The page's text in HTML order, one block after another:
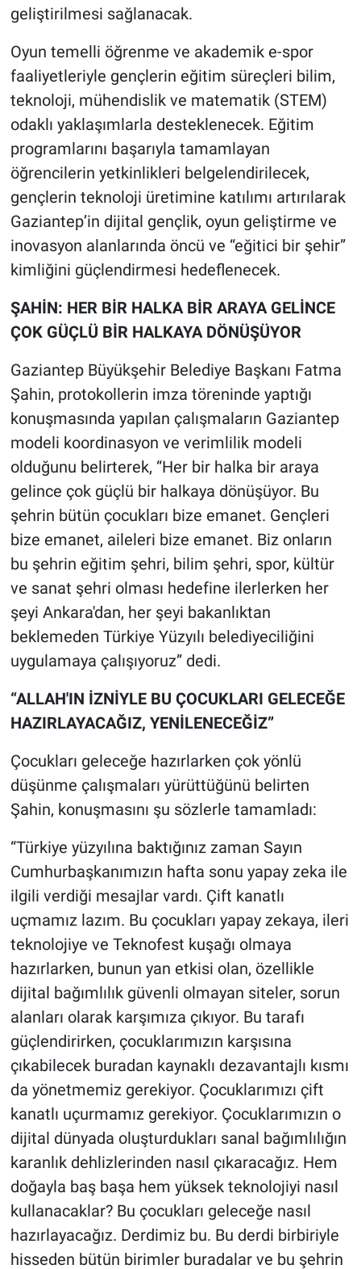
geliştirilmesi sağlanacak.
Oyun temelli öğrenme ve akademik e-spor
faaliyetleriyle gençlerin eğitim süreçleri bilim,
teknoloji, mühendislik ve matematik (STEM)
odaklı yaklaşımlarla desteklenecek. Eğitim
programlarını başarıyla tamamlayan
öğrencilerin yetkinlikleri belgelendirilecek,
gençlerin teknoloji üretimine katılımı artırılarak
Gaziantep’in dijital gençlik, oyun geliştirme ve
inovasyon alanlarında öncü ve “eğitici bir şehir”
kimliğini güçlendirmesi hedeflenecek.
ŞAHİN: HER BİR HALKA BİR ARAYA GELİNCE
ÇOK GÜÇLÜ BİR HALKAYA DÖNÜŞÜYOR
Gaziantep Büyükşehir Belediye Başkanı Fatma
Şahin, protokollerin imza töreninde yaptığı
konuşmasında yapılan çalışmaların Gaziantep
modeli koordinasyon ve verimlilik modeli
olduğunu belirterek, “Her bir halka bir araya
gelince çok güçlü bir halkaya dönüşüyor. Bu
şehrin bütün çocukları bize emanet. Gençleri
bize emanet, aileleri bize emanet. Biz onların
bu şehrin eğitim şehri, bilim şehri, spor, kültür
ve sanat şehri olması hedefine ilerlerken her
şeyi Ankara'dan, her şeyi bakanlıktan
beklemeden Türkiye Yüzyılı belediyeciliğini
uygulamaya çalışıyoruz” dedi.
“ALLAH'IN İZNİYLE BU ÇOCUKLARI GELECEĞE
HAZIRLAYACAĞIZ, YENİLENECEĞİZ”
Çocukları geleceğe hazırlarken çok yönlü
düşünme çalışmaları yürüttüğünü belirten
Şahin, konuşmasını şu sözlerle tamamladı:
“Türkiye yüzyılına baktığınız zaman Sayın
Cumhurbaşkanımızın hafta sonu yapay zeka ile
ilgili verdiği mesajlar vardı. Çift kanatlı
uçmamız lazım. Bu çocukları yapay zekaya, ileri
teknolojiye ve Teknofest kuşağı olmaya
hazırlarken, bunun yan etkisi olan, özellikle
dijital bağımlılık güvenli olmayan siteler, sorun
alanları olarak karşımıza çıkıyor. Bu tarafı
güçlendirirken, çocuklarımızın karşısına
çıkabilecek buradan kaynaklı dezavantajlı kısmı
da yönetmemiz gerekiyor. Çocuklarımızı çift
kanatlı uçurmamız gerekiyor. Çocuklarımızın o
dijital dünyada oluşturdukları sanal bağımlılığın
karanlık dehlizlerinden nasıl çıkaracağız. Hem
doğayla baş başa hem yüksek teknolojiyi nasıl
kullanacaklar? Bu çocukları geleceğe nasıl
hazırlayacağız. Derdimiz bu. Bu derdi birbiriyle
hisseden bütün birimler buradalar ve bu şehrin